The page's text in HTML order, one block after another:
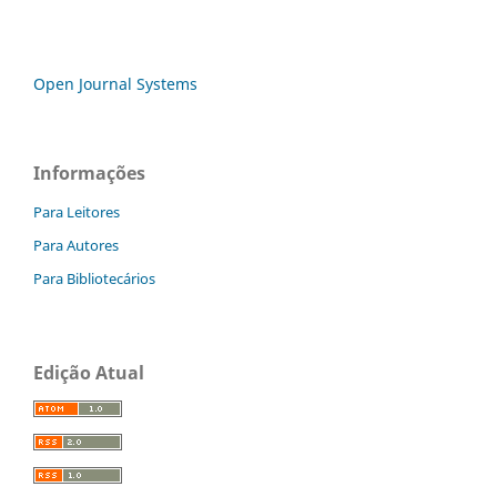
Open Journal Systems
Informações
Para Leitores
Para Autores
Para Bibliotecários
Edição Atual